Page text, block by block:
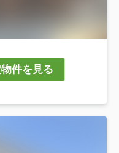
件を見る